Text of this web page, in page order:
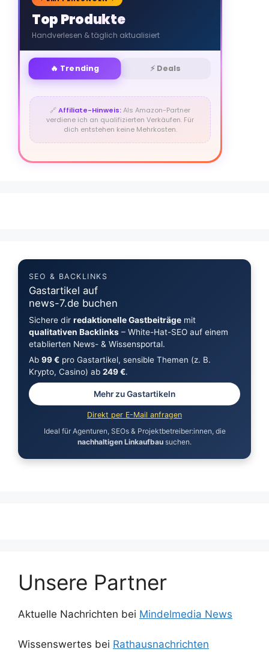
Top Produkte
Handverlesen & täglich aktualisiert
🔥 Trending ⚡ Deals
🔗Affiliate-Hinweis:Als Amazon-Partner
verdiene ich an qualifizierten Verkäufen. Für
dich entstehen keine Mehrkosten.
SEO & BACKLINKS
Gastartikel auf
news-7.de buchen
Sichere dir redaktionelle Gastbeiträgemit
qualitativen Backlinks– White-Hat-SEO auf einem
etablierten News- & Wissensportal.
Ab 99 €pro Gastartikel, sensible Themen (z. B.
Krypto, Casino) ab 249 €.
Mehr zu Gastartikeln
Direkt per E-Mail anfragen
Ideal für Agenturen, SEOs & Projektbetreiber:innen, die
nachhaltigen Linkaufbau suchen.
Unsere Partner
Aktuelle Nachrichten bei Mindelmedia News
Wissenswertes bei Rathausnachrichten